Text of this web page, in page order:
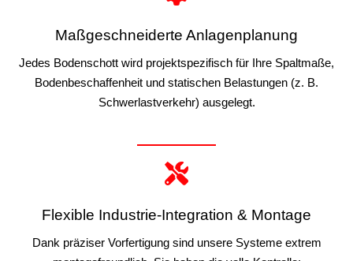
Maßgeschneiderte Anlagenplanung
Jedes Bodenschott wird projektspezifisch für Ihre Spaltmaße,
Bodenbeschaffenheit und statischen Belastungen (z. B.
Schwerlastverkehr) ausgelegt.
Flexible Industrie-Integration & Montage
Dank präziser Vorfertigung sind unsere Systeme extrem